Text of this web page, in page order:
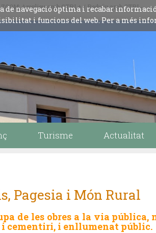
navegació òptima i recabar
i funcions del web. Per a més
ZOOM: Amplieu amb CTRL+ / Reduïu amb CTRL-
Turisme Actualitat
Pagesia i Món Rural
de les obres a la via
cementiri, i enllumenat públic.